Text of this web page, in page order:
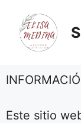
Este sitio